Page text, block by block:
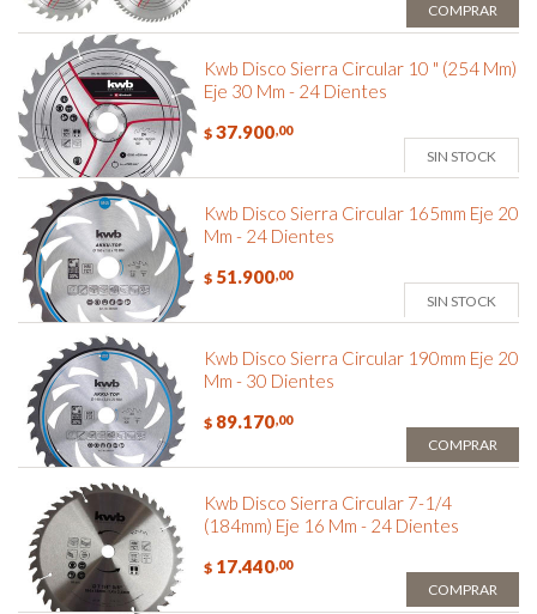
COMPRAR
Kwb Disco Sierra Circular 10 " (254 Mm)
Eje 30 Mm - 24 Dientes
$ 37.900,00
SIN STOCK
Kwb Disco Sierra Circular 165mm Eje 20
Mm - 24 Dientes
$ 51.900,00
SIN STOCK
Kwb Disco Sierra Circular 190mm Eje 20
Mm - 30 Dientes
$ 89.170,00
COMPRAR
Kwb Disco Sierra Circular 7-1/4
(184mm) Eje 16 Mm - 24 Dientes
$ 17.440,00
COMPRAR